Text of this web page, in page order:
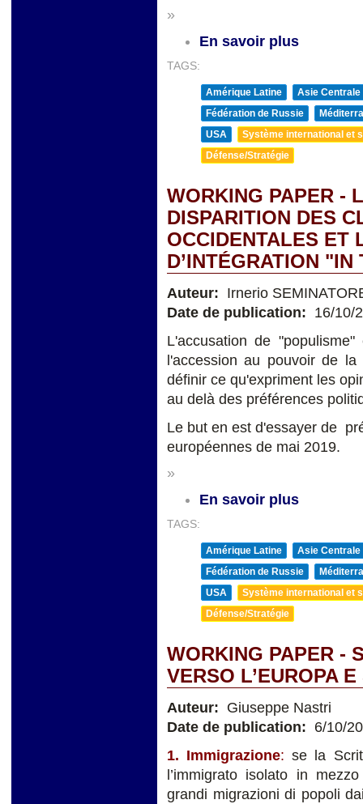
»
En savoir plus
TAGS:
Amérique Latine
Asie Centrale
Fédération de Russie
USA
Système international et
Défense/Stratégie
WORKING PAPER -
DISPARITION DES
OCCIDENTALES ET
D’INTÉGRATION
Auteur: Irnerio
Date de publication: 16/10/
L'accusation de
l'accession au pouvoir de
définir ce qu'expriment les
au delà des préférences
Le but en est d'essayer de
européennes de mai 2019.
»
En savoir plus
TAGS:
Amérique Latine
Asie Centrale
Fédération de Russie
USA
Système international et
Défense/Stratégie
WORKING PAPER -
VERSO L’EUROPA
Auteur: Giuseppe Nastri
Date de publication: 6/10/
1. Immigrazione: se la
l’immigrato isolato in
grandi migrazioni di popoli